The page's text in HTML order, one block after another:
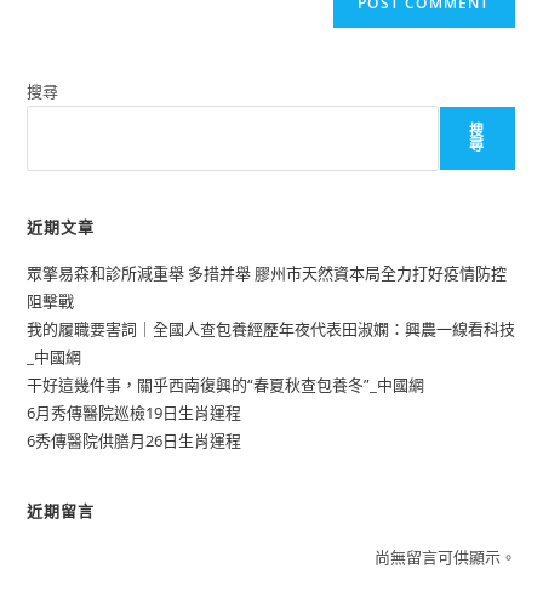
搜尋
搜
尋
近期文章
眾擎易森和診所減重舉 多措并舉 膠州市天然資本局全力打好疫情防控
阻擊戰
我的履職要害詞｜全國人查包養經歷年夜代表田淑嫻：興農一線看科技
_中國網
干好這幾件事，關乎西南復興的“春夏秋查包養冬”_中國網
6月秀傳醫院巡檢19日生肖運程
6秀傳醫院供膳月26日生肖運程
近期留言
尚無留言可供顯示。